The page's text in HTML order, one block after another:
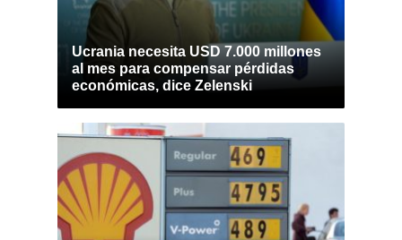
Ucrania necesita USD 7.000 millones
al mes para compensar pérdidas
económicas, dice Zelenski